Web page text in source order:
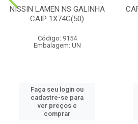
NISSIN LAMEN NS GALINHA
CAIP 1X74G(50)
Código: 9154
Embalagem: UN
Faça seu login ou
cadastre-se para
ver preços e
comprar